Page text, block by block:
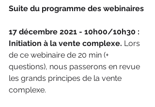
Suite du programme des webinaires
17 décembre 2021 - 10h00/10h30 :
Initiation à la vente complexe. Lors
de ce webinaire de 20 min (+
questions), nous passerons en revue
les grands principes de la vente
complexe.